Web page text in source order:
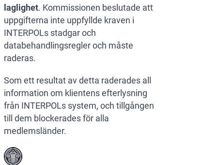
laglighet. Kommissionen beslutade att
uppgifterna inte uppfyllde kraven i
INTERPOLs stadgar och
databehandlingsregler och måste
raderas.
Som ett resultat av detta raderades all
information om klientens efterlysning
från INTERPOLs system, och tillgången
till dem blockerades för alla
medlemsländer.